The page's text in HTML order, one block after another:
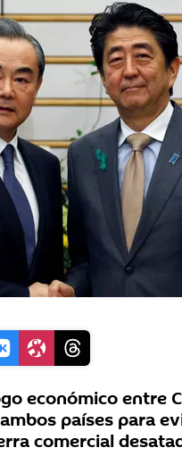
económico entre
países para
comercial